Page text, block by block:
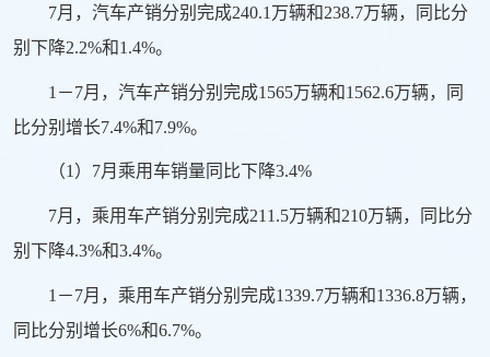
7月，汽车产销分别完成240.1万辆和238.7万辆，同比分
别下降2.2%和1.4%。
1－7月，汽车产销分别完成1565万辆和1562.6万辆，同
比分别增长7.4%和7.9%。
（1）7月乘用车销量同比下降3.4%
7月，乘用车产销分别完成211.5万辆和210万辆，同比分
别下降4.3%和3.4%。
1－7月，乘用车产销分别完成1339.7万辆和1336.8万辆，
同比分别增长6%和6.7%。